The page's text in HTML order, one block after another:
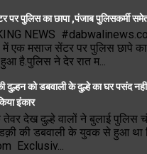
पर पुलिस का छापा ,पंजाब पुलिसकर्मी
NEWS
में एक मसाज सेंटर पर पुलिस छापे
है.पुलिस ने देर रात म...
दुल्हन को डबवाली के दुल्हे का घर पसंद
इंकार
देख दुल्हे वालों ने बुलाई पुलिस
की डबवाली के युवक से हुआ था
Exclusiv...